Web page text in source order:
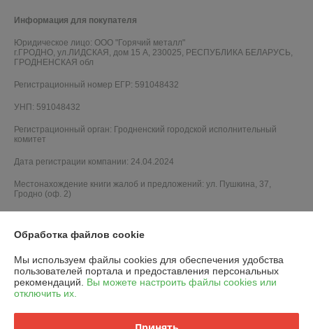
Информация для покупателя
Юридическое лицо: ООО "Горячий металл"
г.ГРОДНО, ул.ЛИДСКАЯ, дом 15 А, 230025, РЕСПУБЛИКА БЕЛАРУСЬ,
ГРОДНЕНСКАЯ обл
Регистрационный номер ЕГР: 591048432
УНП: 591048432
Регистрационный орган: Гродненский городской исполнительный
комитет
Дата регистрации компании: 24.04.2024
Местонахождение книги жалоб и предложений: ул. Пушкина, 37,
Гродно (оф. 2)
Обработка файлов cookie
Мы используем файлы cookies для обеспечения удобства
пользователей портала и предоставления персональных
рекомендаций. Вы можете настроить файлы cookies или
отключить их.